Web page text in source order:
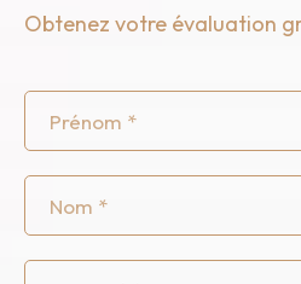
Obtenez votre évaluation
Prénom
Nom
Courriel